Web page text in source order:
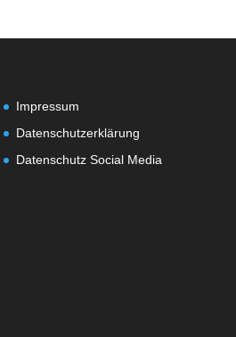
Impressum
Datenschutzerklärung
Datenschutz Social Media